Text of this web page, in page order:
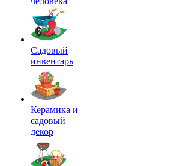
Садовый
инвентарь
Керамика и
садовый
декор